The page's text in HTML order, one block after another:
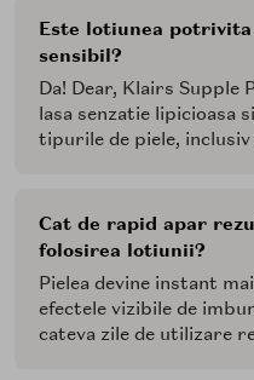
Este lotiunea
sensibil?
Da! Dear, Klairs Supple
lasa senzatie lipicioasa
tipurile de piele,
Cat de rapid apar
folosirea lotiunii?
Pielea devine instant
efectele vizibile de
cateva zile de utilizare